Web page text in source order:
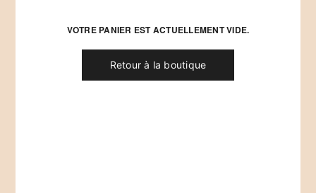
VOTRE PANIER EST ACTUELLEMENT VIDE.
Retour à la boutique